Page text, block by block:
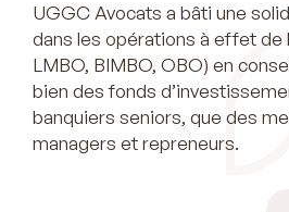
UGGC Avocats a bâti une
dans les opérations à effet de
LMBO, BIMBO, OBO) en
bien des fonds
banquiers seniors, que des
managers et repreneurs.